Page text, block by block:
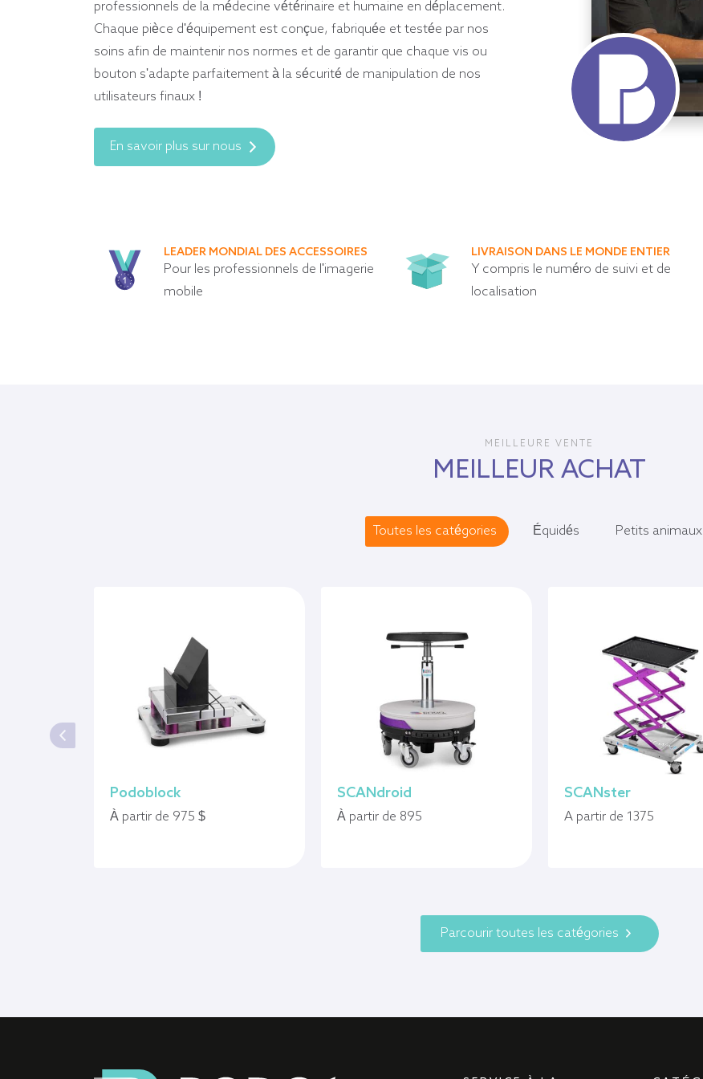
professionnels de la médecine vétérinaire et humaine en déplacement.
Chaque pièce d'équipement est conçue, fabriquée et testée par nos
soins afin de maintenir nos normes et de garantir que chaque vis ou
bouton s'adapte parfaitement à la sécurité de manipulation de nos
utilisateurs finaux !
En savoir plus sur nous
LEADER MONDIAL DES ACCESSOIRES
Pour les professionnels de l'imagerie
mobile
LIVRAISON DANS LE MONDE ENTIER
Y compris le numéro de suivi et de
localisation
MEILLEURE VENTE
MEILLEUR ACHAT
Toutes les catégories Équidés Petits animaux
Podoblock
À partir de 975 $
SCANdroid
À partir de 895
SCANster
A partir de 1375
Parcourir toutes les catégories